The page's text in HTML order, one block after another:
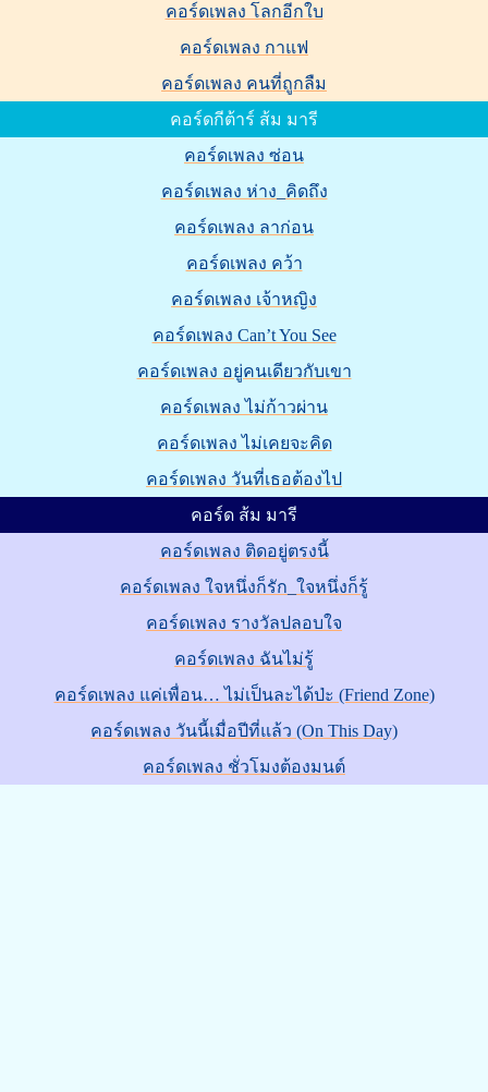
คอร์ดเพลง โลกอีกใบ
คอร์ดเพลง กาแฟ
คอร์ดเพลง คนที่ถูกลืม
คอร์ดกีต้าร์ ส้ม มารี
คอร์ดเพลง ซ่อน
คอร์ดเพลง ห่าง_คิดถึง
คอร์ดเพลง ลาก่อน
คอร์ดเพลง คว้า
คอร์ดเพลง เจ้าหญิง
คอร์ดเพลง Can’t You See
คอร์ดเพลง อยู่คนเดียวกับเขา
คอร์ดเพลง ไม่ก้าวผ่าน
คอร์ดเพลง ไม่เคยจะคิด
คอร์ดเพลง วันที่เธอต้องไป
คอร์ด ส้ม มารี
คอร์ดเพลง ติดอยู่ตรงนี้
คอร์ดเพลง ใจหนึ่งก็รัก_ใจหนึ่งก็รู้
คอร์ดเพลง รางวัลปลอบใจ
คอร์ดเพลง ฉันไม่รู้
คอร์ดเพลง แค่เพื่อน… ไม่เป็นละได้ป่ะ (Friend Zone)
คอร์ดเพลง วันนี้เมื่อปีที่แล้ว (On This Day)
คอร์ดเพลง ชั่วโมงต้องมนต์